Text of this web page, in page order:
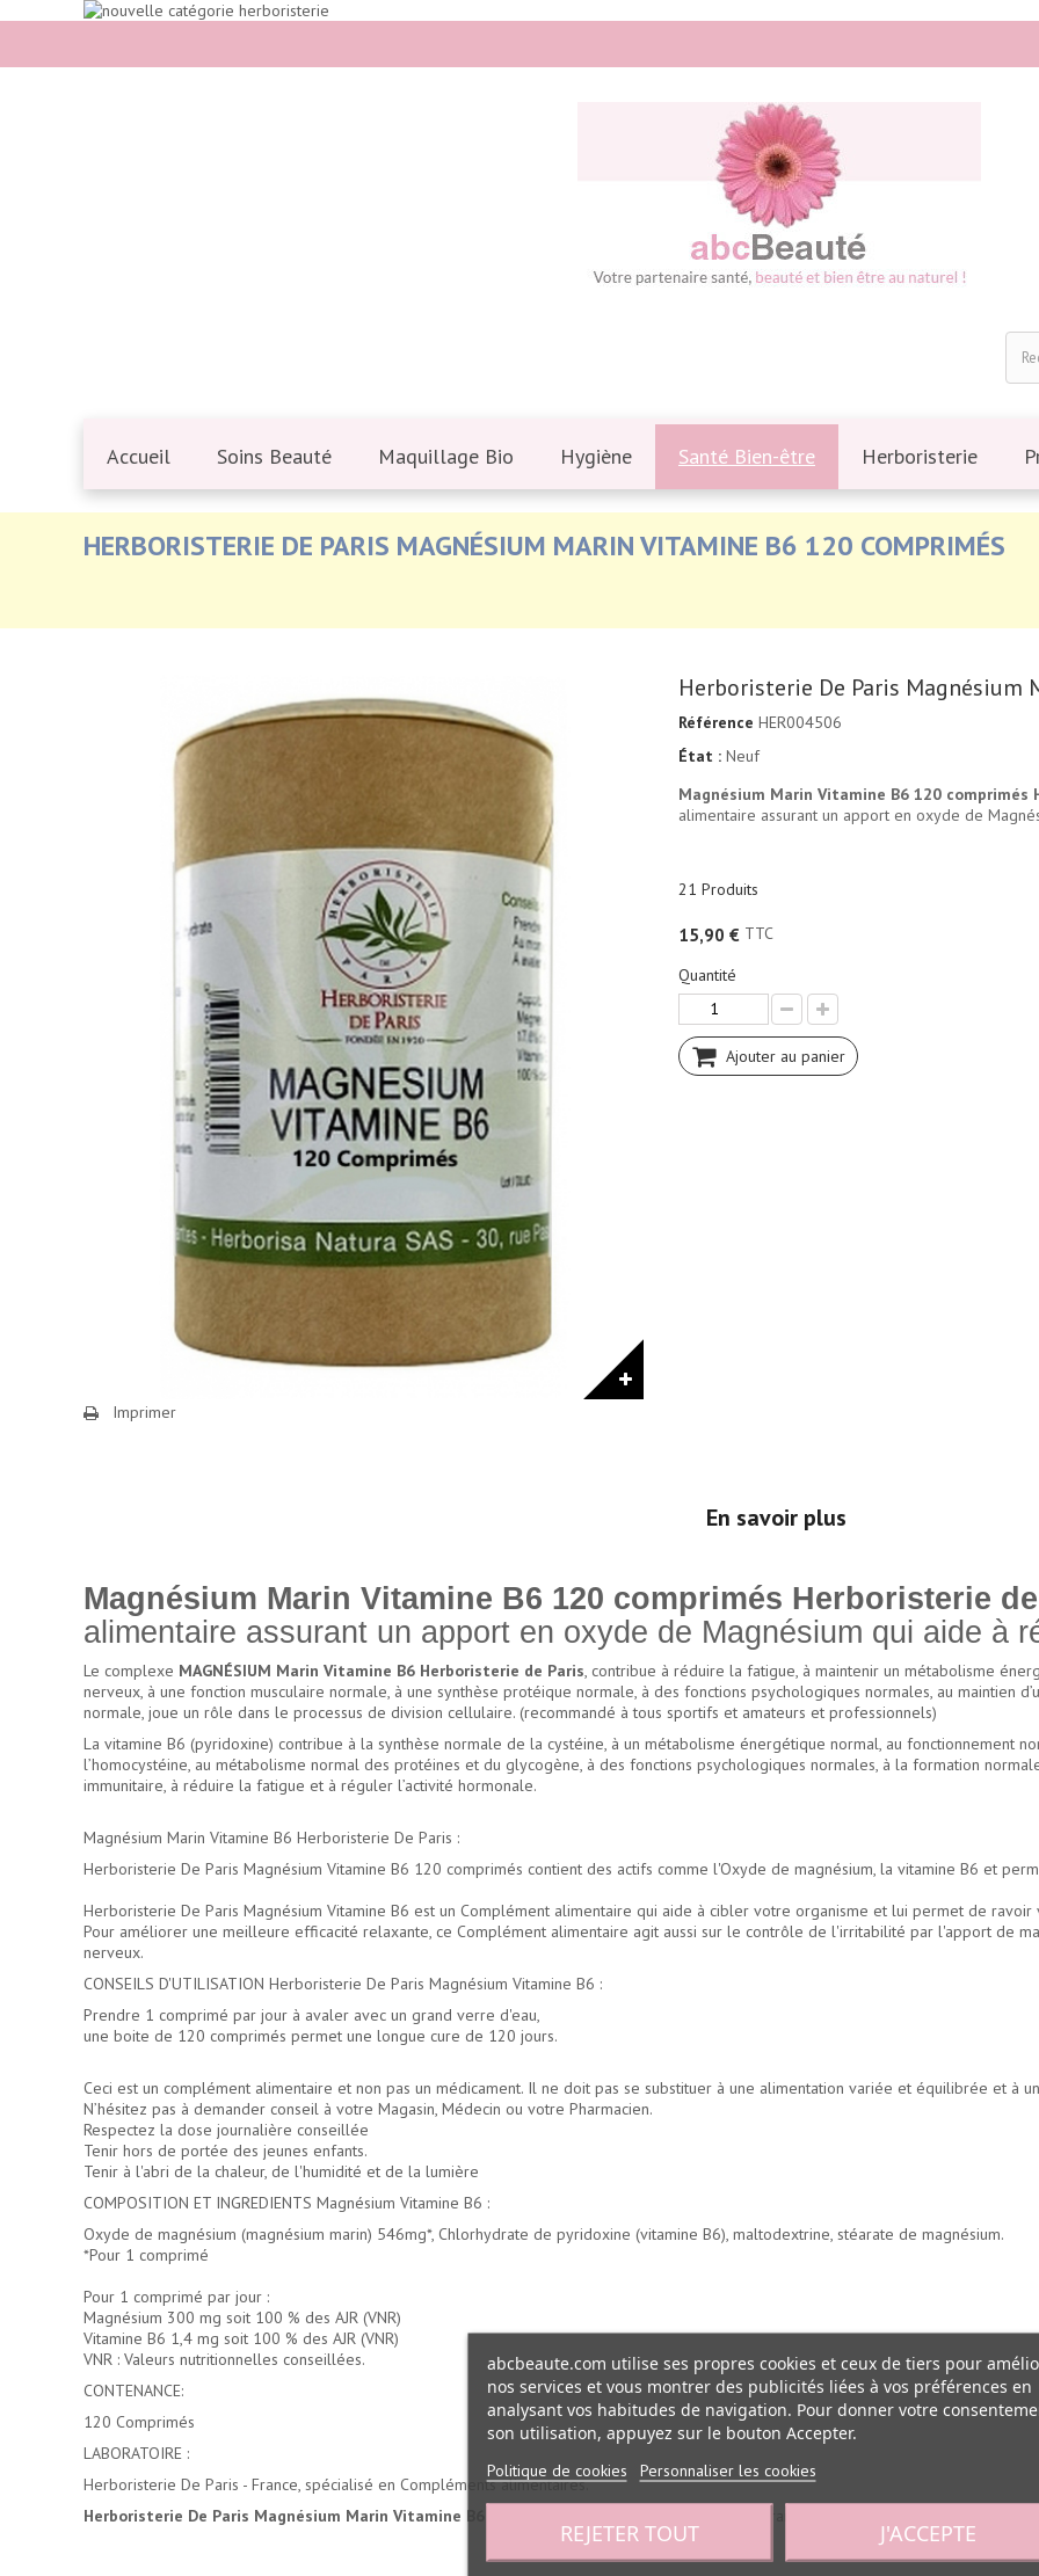
Accueil Soins Beauté Maquillage Bio Hygiène Santé Bien-être Herboristerie
HERBORISTERIE DE PARIS MAGNÉSIUM MARIN VITAMINE B6 120 COMPRIMÉS
Imprimer
Herboristerie De Paris Magnésium
Référence HER004506
État : Neuf
Magnésium Marin Vitamine B6 120 comprimés
alimentaire assurant un apport en oxyde de
21 Produits
15,90 € TTC
Quantité
Ajouter au panier
En savoir plus
Magnésium Marin Vitamine B6 120 comprimés Herboristerie
alimentaire assurant un apport en oxyde de Magnésium qui aide à
Le complexe MAGNÉSIUM Marin Vitamine B6 Herboristerie de Paris, contribue à réduire la fatigue, à maintenir un métabolisme
nerveux, à une fonction musculaire normale, à une synthèse protéique normale, à des fonctions psychologiques normales, au maintien
normale, joue un rôle dans le processus de division cellulaire. (recommandé à tous sportifs et amateurs et professionnels)
La vitamine B6 (pyridoxine) contribue à la synthèse normale de la cystéine, à un métabolisme énergétique normal, au fonctionnement
l’homocystéine, au métabolisme normal des protéines et du glycogène, à des fonctions psychologiques normales, à la formation
immunitaire, à réduire la fatigue et à réguler l’activité hormonale.
Magnésium Marin Vitamine B6 Herboristerie De Paris :
Herboristerie De Paris Magnésium Vitamine B6 120 comprimés contient des actifs comme l'Oxyde de magnésium, la vitamine B6 et
Herboristerie De Paris Magnésium Vitamine B6 est un Complément alimentaire qui aide à cibler votre organisme et lui permet de ravoir
Pour améliorer une meilleure efficacité relaxante, ce Complément alimentaire agit aussi sur le contrôle de l'irritabilité par l'apport de
nerveux.
CONSEILS D'UTILISATION Herboristerie De Paris Magnésium Vitamine B6 :
Prendre 1 comprimé par jour à avaler avec un grand verre d'eau,
une boite de 120 comprimés permet une longue cure de 120 jours.
Ceci est un complément alimentaire et non pas un médicament. Il ne doit pas se substituer à une alimentation variée et équilibrée et à
N’hésitez pas à demander conseil à votre Magasin, Médecin ou votre Pharmacien.
Respectez la dose journalière conseillée
Tenir hors de portée des jeunes enfants.
Tenir à l'abri de la chaleur, de l'humidité et de la lumière
COMPOSITION ET INGREDIENTS Magnésium Vitamine B6 :
Oxyde de magnésium (magnésium marin) 546mg*, Chlorhydrate de pyridoxine (vitamine B6), maltodextrine, stéarate de magnésium.
*Pour 1 comprimé
Pour 1 comprimé par jour :
Magnésium 300 mg soit 100 % des AJR (VNR)
Vitamine B6 1,4 mg soit 100 % des AJR (VNR)
VNR : Valeurs nutritionnelles conseillées.
CONTENANCE:
120 Comprimés
LABORATOIRE :
Herboristerie De Paris - France, spécialisé en Compléments alimentaires.
Herboristerie De Paris Magnésium Marin Vitamine B6
abcbeaute.com utilise ses propres cookies et ceux de tiers pour
nos services et vous montrer des publicités liées à vos préférences en
analysant vos habitudes de navigation. Pour donner votre
son utilisation, appuyez sur le bouton Accepter.
Politique de cookies Personnaliser les cookies
REJETER TOUT J'ACCEPTE